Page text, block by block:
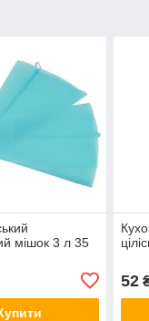
мішок 3 л 35
52